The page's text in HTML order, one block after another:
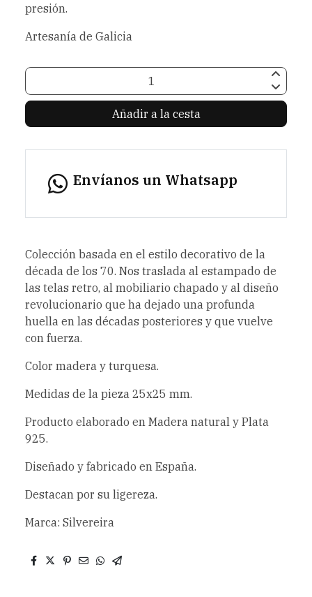
presión.
Artesanía de Galicia
Añadir a la cesta
Envíanos un Whatsapp
Colección basada en el estilo decorativo de la
década de los 70. Nos traslada al estampado de
las telas retro, al mobiliario chapado y al diseño
revolucionario que ha dejado una profunda
huella en las décadas posteriores y que vuelve
con fuerza.
Color madera y turquesa.
Medidas de la pieza 25x25 mm.
Producto elaborado en Madera natural y Plata
925.
Diseñado y fabricado en España.
Destacan por su ligereza.
Marca: Silvereira